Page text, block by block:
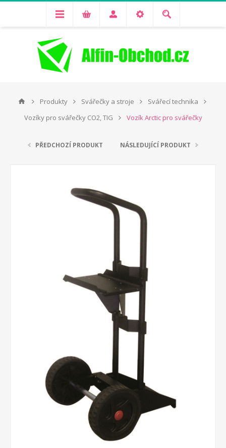
Produkty Svářečky a stroje
Svářecí technika
Vozíky pro svářečky CO2, TIG
Vozík Arctic pro svářečky
PŘEDCHOZÍ PRODUKT NÁSLEDUJÍCÍ PRODUKT